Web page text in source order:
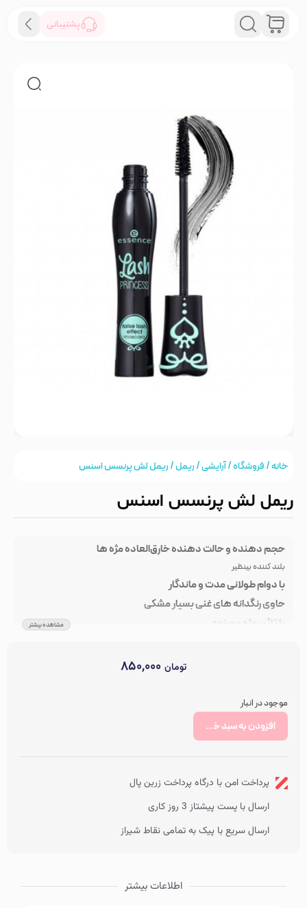
پشتیبانی
خانه/فروشگاه/آرایشی/ریمل/ ریمل لش پرنسس اسنس
ریمل لش پرنسس اسنس
حجم دهنده و حالت دهنده خارق‌العاده مژه ها
بلند کننده بینظیر
با دوام طولانی مدت و ماندگار
حاوی رنگدانه های غنی بسیار مشکی
با تاثیر مژه مصنوعی
ضد حساسيت و مورد تائيد چشم پزشکان
مشاهده بیشتر
تومان
موجود در انبار
افزودن به سبد خرید
پرداخت امن با درگاه پرداخت زرین پال
ارسال با پست پیشتاز 3 روز کاری
ارسال سریع با پیک به تمامی نقاط شیراز
اطلاعات بیشتر